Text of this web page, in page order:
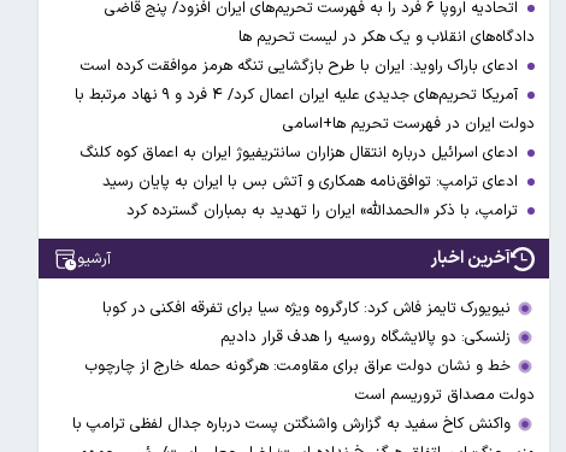
اتحادیه اروپا ۶ فرد را به فهرست تحریم‌های ایران افزود/ پنج قاضی
دادگاه‌های انقلاب و یک هکر در لیست تحریم ها
ادعای باراک راوید: ایران با طرح بازگشایی تنگه هرمز موافقت کرده است
آمریکا تحریم‌های جدیدی علیه ایران اعمال کرد/ ۴ فرد و ۹ نهاد مرتبط با
دولت ایران در فهرست تحریم ها+اسامی
ادعای اسرائیل درباره انتقال هزاران سانتریفیوژ ایران به اعماق کوه کلنگ
ادعای ترامپ: توافق‌نامه همکاری و آتش بس با ایران به پایان رسید
ترامپ، با ذکر «الحمدالله» ایران را تهدید به بمباران گسترده کرد
آخرین اخبار آرشیو
نیویورک تایمز فاش کرد: کارگروه ویژه سیا برای تفرقه افکنی در کوبا
زلنسکی: دو پالایشگاه روسیه را هدف قرار دادیم
خط و نشان دولت عراق برای مقاومت: هرگونه حمله خارج از چارچوب
دولت مصداق تروریسم است
واکنش کاخ سفید به گزارش واشنگتن پست درباره جدال لفظی ترامپ با